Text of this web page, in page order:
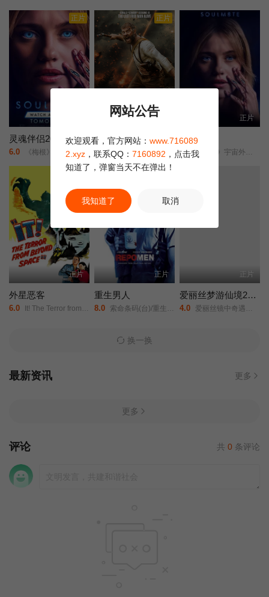
正片
灵魂伴侣2026
6.0 《梅根》宇宙外传/夺魂伴侣/
正片
正片
冬季：战场
2.0 Winter: Battleground/
正片
灵魂伴侣
1.0 《梅根》宇宙外传/夺魂伴侣/
正片
正片
外星恶客
6.0 It! The Terror from Beyond Space/
正片
重生男人
8.0 索命条码(台)/重生曼波/回收人/追讨人/Repossession Men/
正片
爱丽丝梦游仙境2：镜中奇遇记
4.0 爱丽丝镜中奇遇记/爱丽丝梦游仙境2：穿越魔镜(港)/魔境梦游：时光怪客(台)/Alice in Wonderland: Through the Looking Glass/
换一换
最新资讯 更多
更多
评论 共 0 条评论
网站公告
欢迎观看，官方网站： www.716089
2.xyz ，联系QQ： 7160892 ，点击我
知道了，弹窗当天不在弹出！
我知道了 取消